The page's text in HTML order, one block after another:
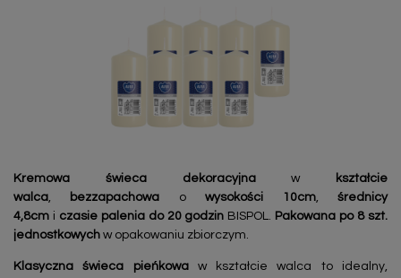
Kremowa świeca dekoracyjnaw
kształcie
walca, bezzapachowa owysokości 10cm,średnicy
4,8cm i czasie palenia do 20 godzin BISPOL. Pakowana po 8 szt.
jednostkowych w opakowaniu zbiorczym.
Klasyczna świeca pieńkowa w kształcie walca to idealny,